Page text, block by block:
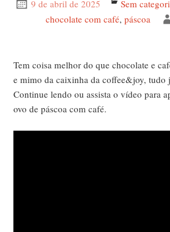
Publicado
9 de abril de 2025 Categorias
Sem
chocolate com café, páscoa
Tem coisa melhor do que chocolate e
e mimo da caixinha da coffee&joy, tudo
Continue lendo ou assista o vídeo para
ovo de páscoa com café.